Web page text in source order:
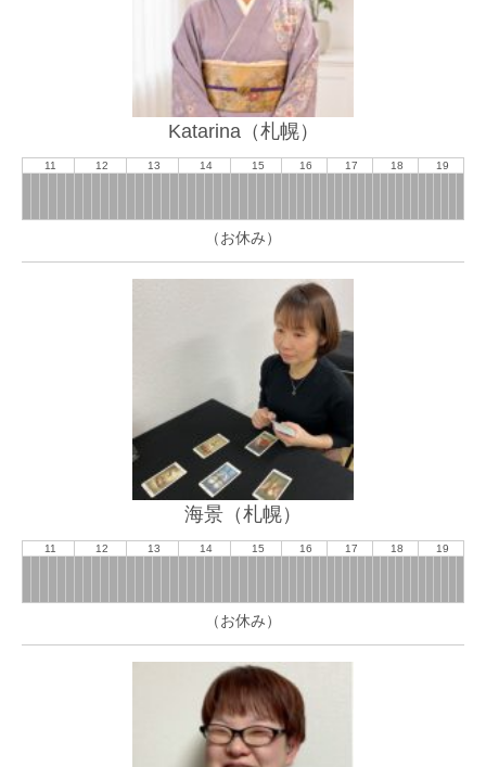
Katarina（札幌）
11 12 13 14 15 16 17 18 19
（お休み）
海景（札幌）
11 12 13 14 15 16 17 18 19
（お休み）